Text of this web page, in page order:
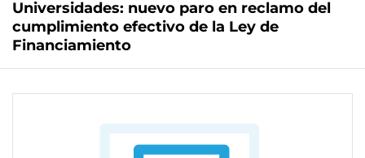
Universidades: nuevo paro en reclamo del
cumplimiento efectivo de la Ley de
Financiamiento